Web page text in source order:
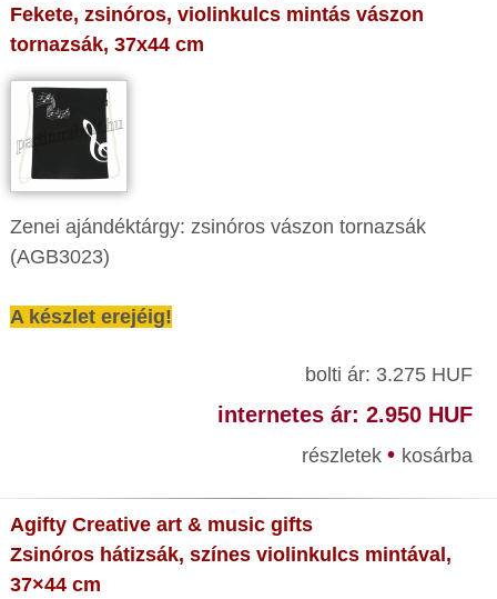
Fekete, zsinóros, violinkulcs mintás vászon
tornazsák, 37x44 cm
Zenei ajándéktárgy: zsinóros vászon tornazsák
(AGB3023)
A készlet erejéig!
bolti ár: 3.275 HUF
internetes ár: 2.950 HUF
részletek • kosárba
Agifty Creative art & music gifts
Zsinóros hátizsák, színes violinkulcs mintával,
37×44 cm